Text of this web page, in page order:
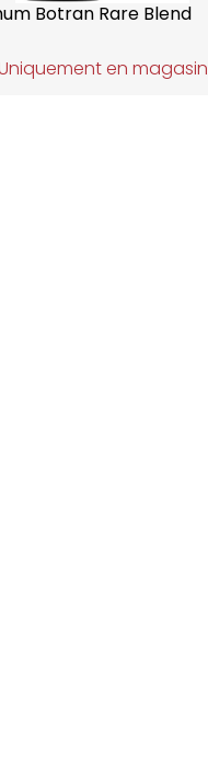
Botran Rare Blend
en magasin